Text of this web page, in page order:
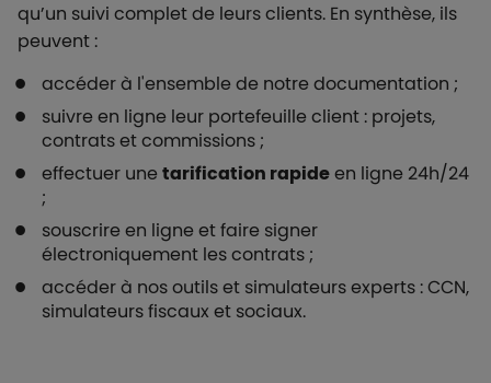
qu’un suivi complet de leurs clients. En synthèse, ils
peuvent :
accéder à l'ensemble de notre documentation ;
suivre en ligne leur portefeuille client : projets,
contrats et commissions ;
effectuer unetarification rapideen ligne 24h/24
;
souscrire en ligne et faire signer
électroniquement les contrats ;
accéder à nos outils et simulateurs experts : CCN,
simulateurs fiscaux et sociaux.